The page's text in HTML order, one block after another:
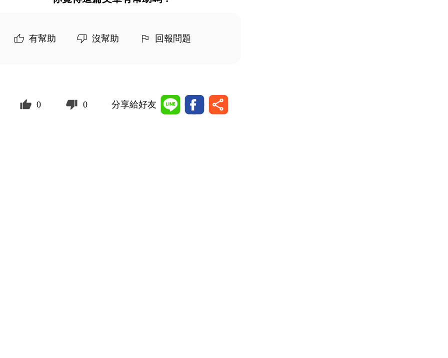
有幫助 沒幫助 回報問題
0 0 分享給好友